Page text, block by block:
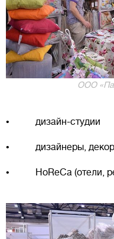
ООО
• дизайн-студии
• дизайнеры,
• HoReCa (отели,